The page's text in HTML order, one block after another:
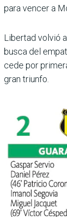
para vencer a
Libertad volvió
busca del
cede por
gran triunfo.